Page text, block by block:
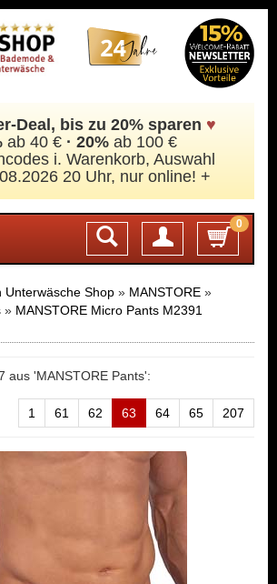
Deal, bis zu 20% sparen ♥
ab 40 € · 20% ab 100 €
i. Warenkorb, Auswahl
20 Uhr, nur online! +
0
Login
Unterwäsche Shop » MANSTORE »
» MANSTORE Micro Pants M2391
aus 'MANSTORE Pants':
1 61 62 63 64 65 207